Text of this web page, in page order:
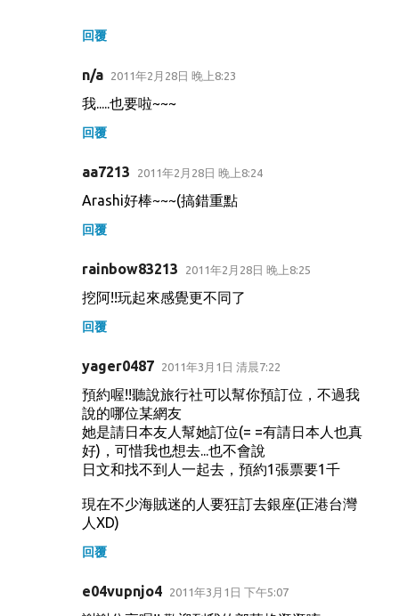
回覆
n/a 2011年2月28日 晚上8:23
我.....也要啦~~~
回覆
aa7213 2011年2月28日 晚上8:24
Arashi好棒~~~(搞錯重點
回覆
rainbow83213 2011年2月28日 晚上8:25
挖阿!!玩起來感覺更不同了
回覆
yager0487 2011年3月1日 清晨7:22
預約喔!!聽說旅行社可以幫你預訂位，不過我
說的哪位某網友
她是請日本友人幫她訂位(= =有請日本人也真
好)，可惜我也想去...也不會說
日文和找不到人一起去，預約1張票要1千
現在不少海賊迷的人要狂訂去銀座(正港台灣
人XD)
回覆
e04vupnjo4 2011年3月1日 下午5:07